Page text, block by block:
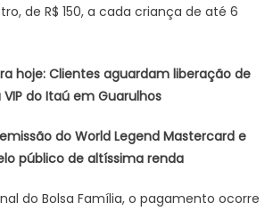
de R$ 150, a cada criança de até 6
hoje: Clientes aguardam liberação de
do Itaú em Guarulhos
do World Legend Mastercard e
público de altíssima renda
do Bolsa Família, o pagamento ocorre